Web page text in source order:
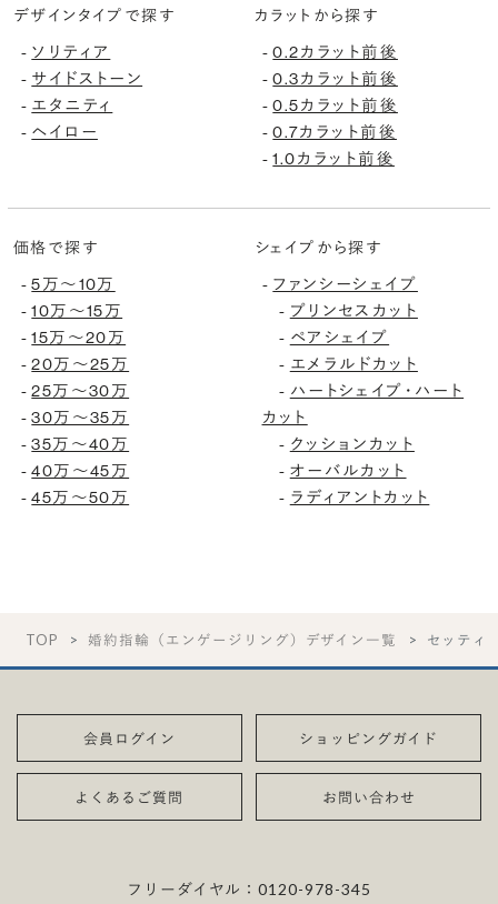
デザインタイプで探す
- ソリティア
- サイドストーン
- エタニティ
- ヘイロー
カラットから探す
-0.2カラット前後
-0.3カラット前後
-0.5カラット前後
-0.7カラット前後
-1.0カラット前後
価格で探す
-5万〜10万
-10万〜15万
-15万〜20万
-20万〜25万
-25万〜30万
-30万〜35万
-35万〜40万
-40万〜45万
-45万〜50万
シェイプから探す
- ファンシーシェイプ
- プリンセスカット
- ペアシェイプ
- エメラルドカット
- ハートシェイプ・ハート
カット
- クッションカット
- オーバルカット
- ラディアントカット
TOP 婚約指輪（エンゲージリング）デザイン一覧 セッティ
会員ログイン ショッピングガイド
よくあるご質問 お問い合わせ
フリーダイヤル：0120-978-345